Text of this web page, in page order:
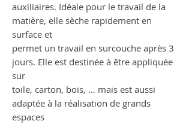
auxiliaires. Idéale pour le travail de la
matière, elle sèche rapidement en
surface et
permet un travail en surcouche après 3
jours. Elle est destinée à être appliquée
sur
toile, carton, bois, … mais est aussi
adaptée à la réalisation de grands
espaces